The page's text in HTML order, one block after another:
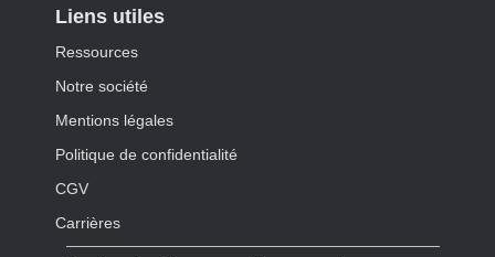
Liens utiles
Ressources
Notre société
Mentions légales
Politique de confidentialité
CGV
Carrières